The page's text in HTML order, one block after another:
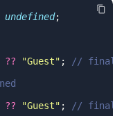
undefined
?? "Guest" ;
?? "Guest" ;